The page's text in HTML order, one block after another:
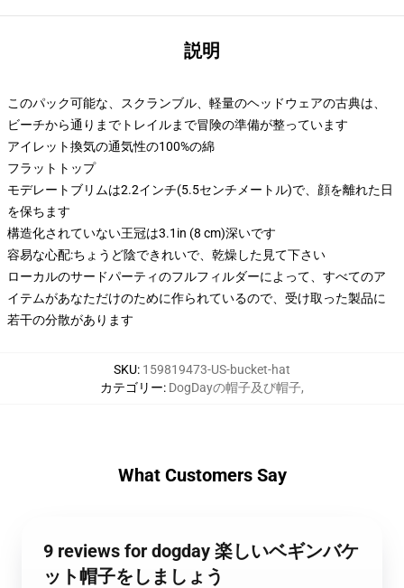
説明
このパック可能な、スクランブル、軽量のヘッドウェアの古典は、
ビーチから通りまでトレイルまで冒険の準備が整っています
アイレット換気の通気性の100%の綿
フラットトップ
モデレートブリムは2.2インチ(5.5センチメートル)で、顔を離れた日
を保ちます
構造化されていない王冠は3.1in (8 cm)深いです
容易な心配:ちょうど陰できれいで、乾燥した見て下さい
ローカルのサードパーティのフルフィルダーによって、すべてのア
イテムがあなただけのために作られているので、受け取った製品に
若干の分散があります
SKU: 159819473-US-bucket-hat
カテゴリー: DogDayの帽子及び帽子,
What Customers Say
9 reviews for dogday 楽しいベギンバケ
ット帽子をしましょう